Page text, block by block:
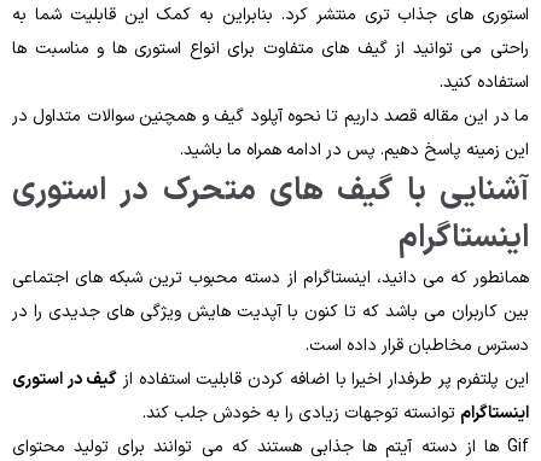
استوری های جذاب تری منتشر کرد. بنابراین به کمک این قابلیت شما به
راحتی می توانید از گیف های متفاوت برای انواع استوری ها و مناسبت ها
استفاده کنید.
ما در این مقاله قصد داریم تا نحوه آپلود گیف و همچنین سوالات متداول در
این زمینه پاسخ دهیم. پس در ادامه همراه ما باشید.
آشنایی با گیف های متحرک در استوری
اینستاگرام
همانطور که می دانید، اینستاگرام از دسته محبوب ترین شبکه های اجتماعی
بین کاربران می باشد که تا کنون با آپدیت هایش ویژگی های جدیدی را در
دسترس مخاطبان قرار داده است.
این پلتفرم پر طرفدار اخیرا با اضافه کردن قابلیت استفاده از گیف در استوری
اینستاگرام توانسته توجهات زیادی را به خودش جلب کند.
Gif ها از دسته آیتم ها جذابی هستند که می توانند برای تولید محتوای